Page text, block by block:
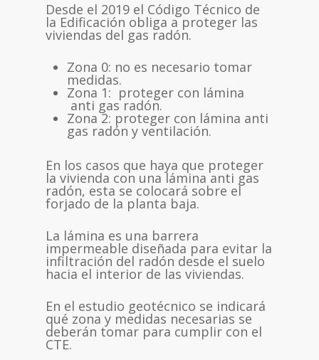
Desde el 2019 el Código Técnico de
la Edificación obliga a proteger las
viviendas del gas radón.
Zona 0: no es necesario tomar
medidas.
Zona 1: proteger con lámina
anti gas radón.
Zona 2: proteger con lámina anti
gas radón y ventilación.
En los casos que haya que proteger
la vivienda con una lámina anti gas
radón, esta se colocará sobre el
forjado de la planta baja.
La lámina es una barrera
impermeable diseñada para evitar la
infiltración del radón desde el suelo
hacia el interior de las viviendas.
En el estudio geotécnico se indicará
qué zona y medidas necesarias se
deberán tomar para cumplir con el
CTE.